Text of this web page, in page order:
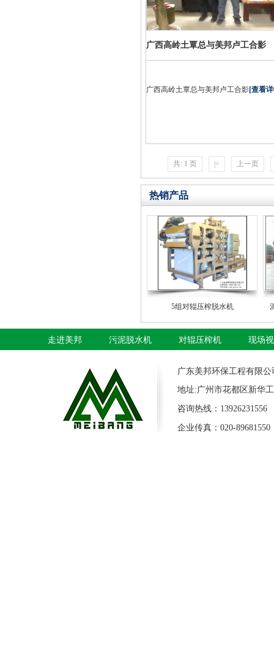
广西高岭土覃总与美邦卢工合影
广西高岭土覃总与美邦卢工合影[查看
共: 1 页 |< 上一页
热销产品
5组对辊压榨脱水机
走进美邦 污泥脱水机 对辊压榨机 现场
广东美邦环保工程有限
地址:广州市花都区新华
咨询热线：
企业传真：020-